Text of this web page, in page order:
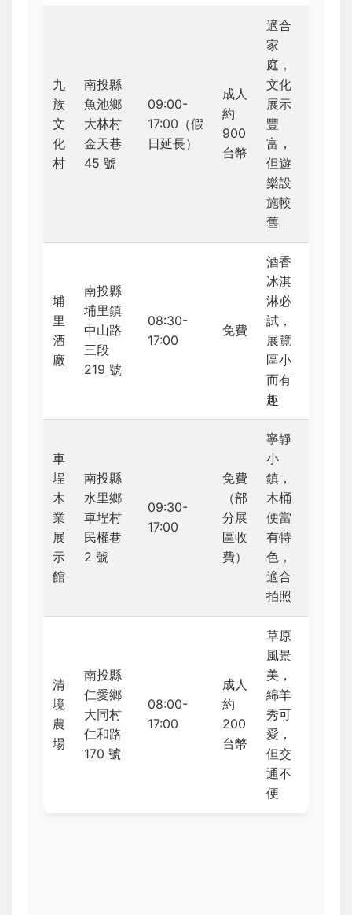
九
族
文
化
村
南投縣
魚池鄉
大林村
金天巷
45 號
09:00-
17:00（假
日延長）
成人
約
900
台幣
適合
家
庭，
文化
展示
豐
富，
但遊
樂設
施較
舊
埔
里
酒
廠
南投縣
埔里鎮
中山路
三段
219 號
08:30-
17:00
免費
酒香
冰淇
淋必
試，
展覽
區小
而有
趣
車
埕
木
業
展
示
館
南投縣
水里鄉
車埕村
民權巷
2 號
09:30-
17:00
免費
（部
分展
區收
費）
寧靜
小
鎮，
木桶
便當
有特
色，
適合
拍照
清
境
農
場
南投縣
仁愛鄉
大同村
仁和路
170 號
08:00-
17:00
成人
約
200
台幣
草原
風景
美，
綿羊
秀可
愛，
但交
通不
便